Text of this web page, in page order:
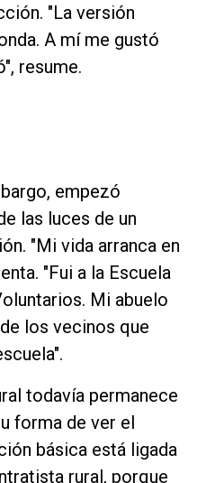
"La versión
A mí me gustó
resume.
empezó
las luces de un
"Mi vida arranca en
"Fui a la Escuela
Mi abuelo
los vecinos que
todavía permanece
forma de ver el
básica está ligada
rural, porque